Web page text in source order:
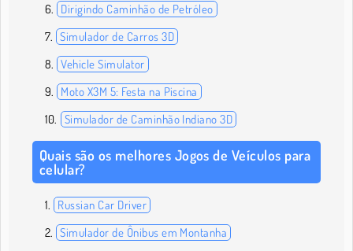
Dirigindo Caminhão de Petróleo
Simulador de Carros 3D
Vehicle Simulator
Moto X3M 5: Festa na Piscina
Simulador de Caminhão Indiano 3D
Quais são os melhores Jogos de Veículos para
celular?
Russian Car Driver
Simulador de Ônibus em Montanha